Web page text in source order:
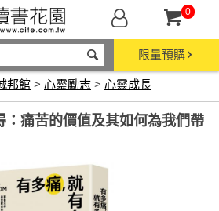
0
限量預購
邦館 > 心靈勵志 > 心靈成長
：痛苦的價值及其如何為我們帶